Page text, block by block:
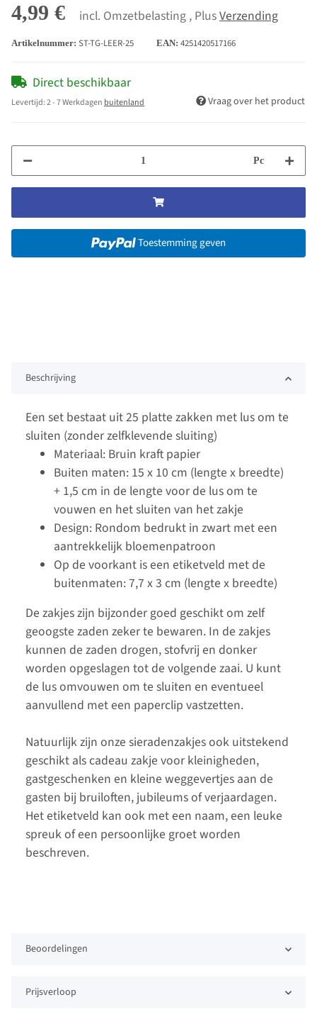
4,99 € incl. Omzetbelasting , PlusVerzending
Artikelnummer: ST-TG-LEER-25 EAN: 4251420517166
Direct beschikbaar
Levertijd:2 - 7 Werkdagen buitenland Vraag over het product
Pc
Toestemming geven
Beschrijving
Een set bestaat uit 25 platte zakken met lus om te
sluiten (zonder zelfklevende sluiting)
Materiaal: Bruin kraft papier
Buiten maten: 15 x 10 cm (lengte x breedte)
+ 1,5 cm in de lengte voor de lus om te
vouwen en het sluiten van het zakje
Design: Rondom bedrukt in zwart met een
aantrekkelijk bloemenpatroon
Op de voorkant is een etiketveld met de
buitenmaten: 7,7 x 3 cm (lengte x breedte)
De zakjes zijn bijzonder goed geschikt om zelf
geoogste zaden zeker te bewaren. In de zakjes
kunnen de zaden drogen, stofvrij en donker
worden opgeslagen tot de volgende zaai. U kunt
de lus omvouwen om te sluiten en eventueel
aanvullend met een paperclip vastzetten.
Natuurlijk zijn onze sieradenzakjes ook uitstekend
geschikt als cadeau zakje voor kleinigheden,
gastgeschenken en kleine weggevertjes aan de
gasten bij bruiloften, jubileums of verjaardagen.
Het etiketveld kan ook met een naam, een leuke
spreuk of een persoonlijke groet worden
beschreven.
Beoordelingen
Prijsverloop